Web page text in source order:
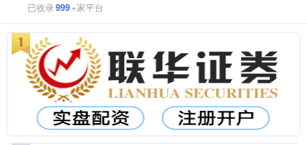
已收录999+家平台